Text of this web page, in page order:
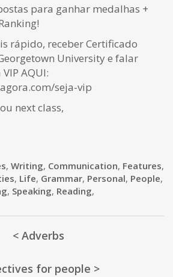
para ganhar medalhas +
rápido, receber Certificado
University e falar
AQUI:
seja-vip
next class,
, Writing, Communication, Features,
, Life, Grammar, Personal, People,
, Speaking, Reading,
< Adverbs
for people >